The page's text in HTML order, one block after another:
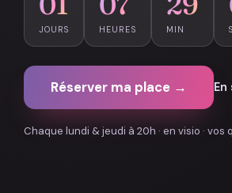
JOURS HEURES MIN
Réserver ma place →
Chaque lundi & jeudi à 20h · en visio ·